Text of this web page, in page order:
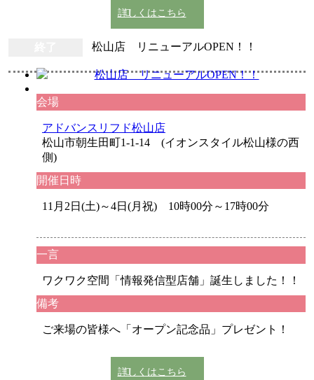
詳しくはこちら
松山店 リニューアルOPEN！！
会場
アドバンスリフド松山店
松山市朝生田町1-1-14 (イオンスタイル松山様の西
側)
開催日時
11月2日(土)～4日(月祝) 10時00分～17時00分
一言
ワクワク空間「情報発信型店舗」誕生しました！！
備考
ご来場の皆様へ「オープン記念品」プレゼント！
詳しくはこちら